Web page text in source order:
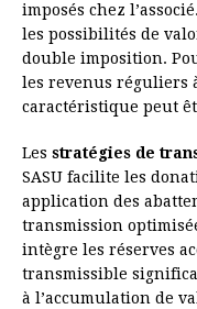
imposés chez
les possibilités de
double imposition.
les revenus réguliers
caractéristique peut
Les stratégies de
SASU facilite les
application des
transmission
intègre les réserves
transmissible
à l’accumulation de